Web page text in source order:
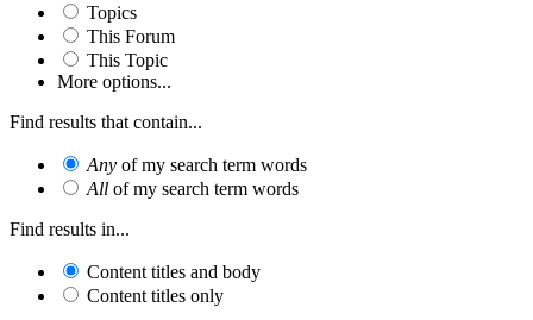
Topics
This Forum
This Topic
More options...
Find results that contain...
Any of my search term words
All of my search term words
Find results in...
Content titles and body
Content titles only